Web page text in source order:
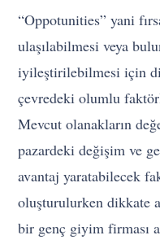
“Oppotunities” yani
ulaşılabilmesi veya
iyileştirilebilmesi için
çevredeki olumlu
Mevcut olanakların
pazardeki değişim ve
avantaj yaratabilecek
oluşturulurken dikkate
bir genç giyim firması